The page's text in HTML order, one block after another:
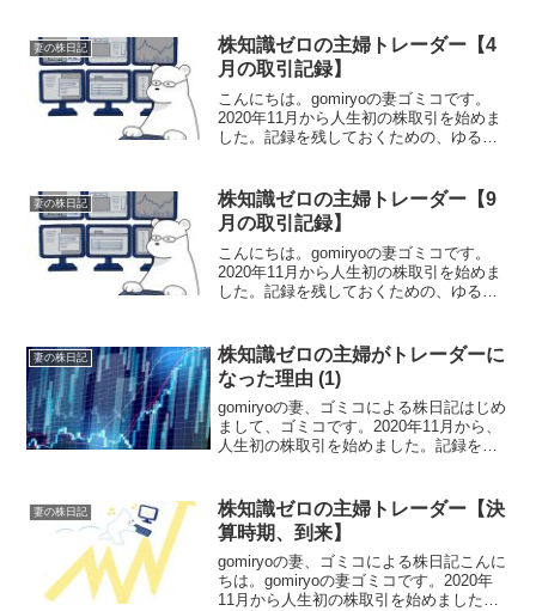
妻の株日記
株知識ゼロの主婦トレーダー【4
月の取引記録】
こんにちは。gomiryoの妻ゴミコです。
2020年11月から人生初の株取引を始めま
した。記録を残しておくための、ゆるい
婦トレーダー【3月の取引記録】2021年4
月、取...
妻の株日記
株知識ゼロの主婦トレーダー【9
月の取引記録】
こんにちは。gomiryoの妻ゴミコです。
2020年11月から人生初の株取引を始めま
した。記録を残しておくための、ゆるい
婦トレーダー【5678月の取引記録】2021
年9...
妻の株日記
株知識ゼロの主婦がトレーダーに
なった理由 (1)
gomiryoの妻、ゴミコによる株日記はじめ
まして、ゴミコです。2020年11月から、
人生初の株取引を始めました。記録を残
「株？投資？なにそれ怖い」ゴミコにと
って株式投資と...
妻の株日記
株知識ゼロの主婦トレーダー【決
算時期、到来】
gomiryoの妻、ゴミコによる株日記こんに
ちは。gomiryoの妻ゴミコです。2020年
11月から人生初の株取引を始めました。